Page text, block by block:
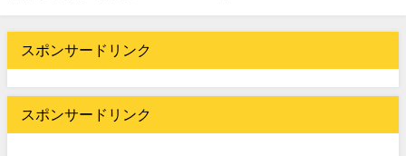
スポンサードリンク
スポンサードリンク